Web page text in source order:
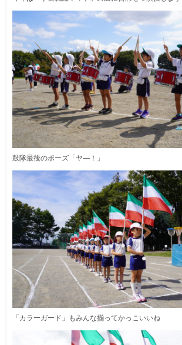
鼓隊最後のポーズ「ヤ―！」
「カラーガード」もみんな揃ってかっこいいね